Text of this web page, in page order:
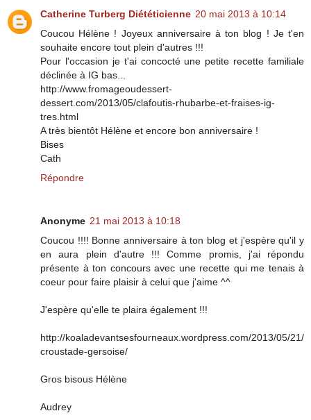
Catherine Turberg Diététicienne 20 mai 2013 à 10:14
Coucou Hélène ! Joyeux anniversaire à ton blog ! Je t'en
souhaite encore tout plein d'autres !!!
Pour l'occasion je t'ai concocté une petite recette familiale
déclinée à IG bas...
http://www.fromageoudessert-
dessert.com/2013/05/clafoutis-rhubarbe-et-fraises-ig-
tres.html
A très bientôt Hélène et encore bon anniversaire !
Bises
Cath
Répondre
Anonyme 21 mai 2013 à 10:18
Coucou !!!! Bonne anniversaire à ton blog et j'espère qu'il y
en aura plein d'autre !!! Comme promis, j'ai répondu
présente à ton concours avec une recette qui me tenais à
coeur pour faire plaisir à celui que j'aime ^^
J'espère qu'elle te plaira également !!!
http://koaladevantsesfourneaux.wordpress.com/2013/05/21/
croustade-gersoise/
Gros bisous Hélène
Audrey